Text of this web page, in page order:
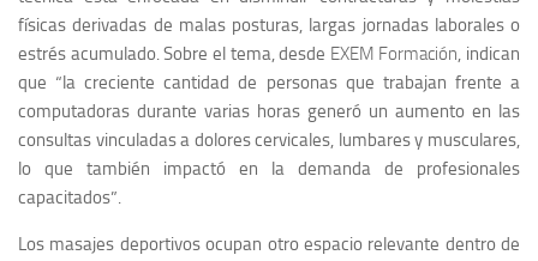
físicas derivadas de malas posturas, largas jornadas laborales o
estrés acumulado. Sobre el tema, desde EXEM Formación, indican
que “la creciente cantidad de personas que trabajan frente a
computadoras durante varias horas generó un aumento en las
consultas vinculadas a dolores cervicales, lumbares y musculares,
lo que también impactó en la demanda de profesionales
capacitados”.
Los masajes deportivos ocupan otro espacio relevante dentro de